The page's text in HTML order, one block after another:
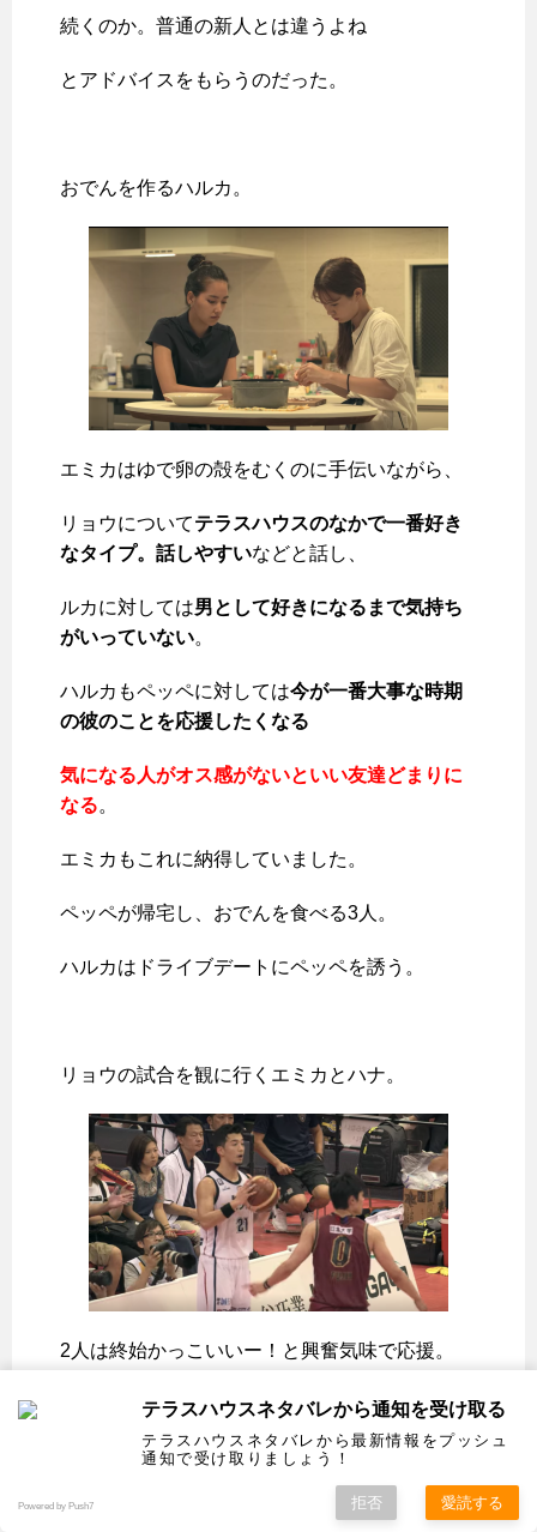
続くのか。普通の新人とは違うよね
とアドバイスをもらうのだった。
おでんを作るハルカ。
エミカはゆで卵の殻をむくのに手伝いながら、
リョウについてテラスハウスのなかで一番好き
なタイプ。 話しやすいなどと話し、
ルカに対しては男として好きになるまで気持ち
がいっていない。
ハルカもペッペに対しては今が一番大事な時期
の彼のことを応援したくなる
気になる人がオス感がないといい友達どまりに
なる。
エミカもこれに納得していました。
ペッペが帰宅し、おでんを食べる3人。
ハルカはドライブデートにペッペを誘う。
リョウの試合を観に行くエミカとハナ。
2人は終始かっこいいー！と興奮気味で応援。
エミカはその時に購入したリョウの顔が印刷さ
れたTシャツを持って応援。
帰宅してからはリョウにLINEをしたやり取りを
ハルカとハナに話すエミカ。
テラスハウスネタバレから通知を受け取る
テラスハウスネタバレから最新情報をプッシュ
通知で受け取りましょう！
Powered by Push7 拒否 愛読する